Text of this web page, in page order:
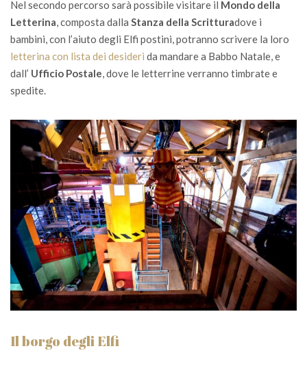
Nel secondo percorso sarà possibile visitare il Mondo della
Letterina, composta dalla Stanza della Scritturadove i
bambini, con l’aiuto degli Elfi postini, potranno scrivere la loro
letterina con lista dei desideri da mandare a Babbo Natale, e
dall’ Ufficio Postale, dove le letterrine verranno timbrate e
spedite.
Il borgo degli Elfi